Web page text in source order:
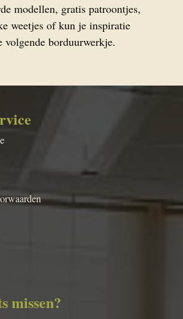
modellen, gratis patroontjes,
weetjes of kun je inspiratie
volgende borduurwerkje.
missen?